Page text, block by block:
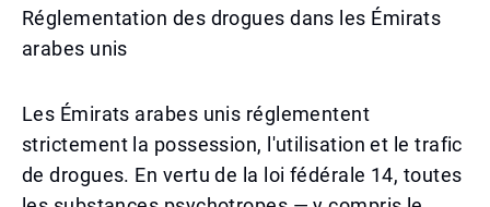
Réglementation des drogues dans les Émirats
arabes unis
Les Émirats arabes unis réglementent
strictement la possession, l'utilisation et le trafic
de drogues. En vertu de la loi fédérale 14, toutes